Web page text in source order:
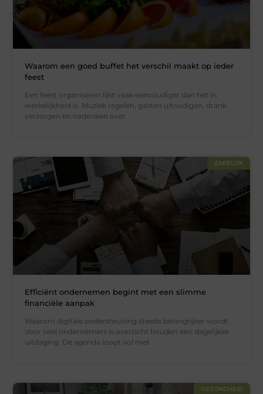
Waarom een goed buffet het verschil maakt op ieder
feest
Een feest organiseren lijkt vaak eenvoudiger dan het in
werkelijkheid is. Muziek regelen, gasten uitnodigen, drank
verzorgen en nadenken over
ZAKELIJK
Efficiënt ondernemen begint met een slimme
financiële aanpak
Waarom digitale ondersteuning steeds belangrijker wordt
Voor veel ondernemers is overzicht houden een dagelijkse
uitdaging. De agenda loopt vol met
GEZONDHEID